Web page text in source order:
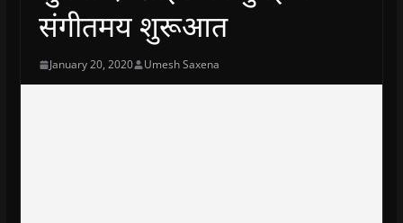
संगीतमय शुरूआत
January 20, 2020 Umesh Saxena